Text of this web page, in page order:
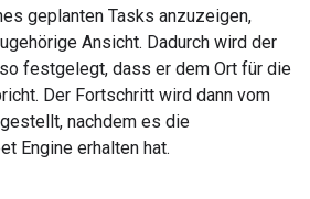
geplanten Tasks anzuzeigen,
Ansicht. Dadurch wird der
festgelegt, dass er dem Ort für die
Der Fortschritt wird dann vom
nachdem es die
Engine erhalten hat.